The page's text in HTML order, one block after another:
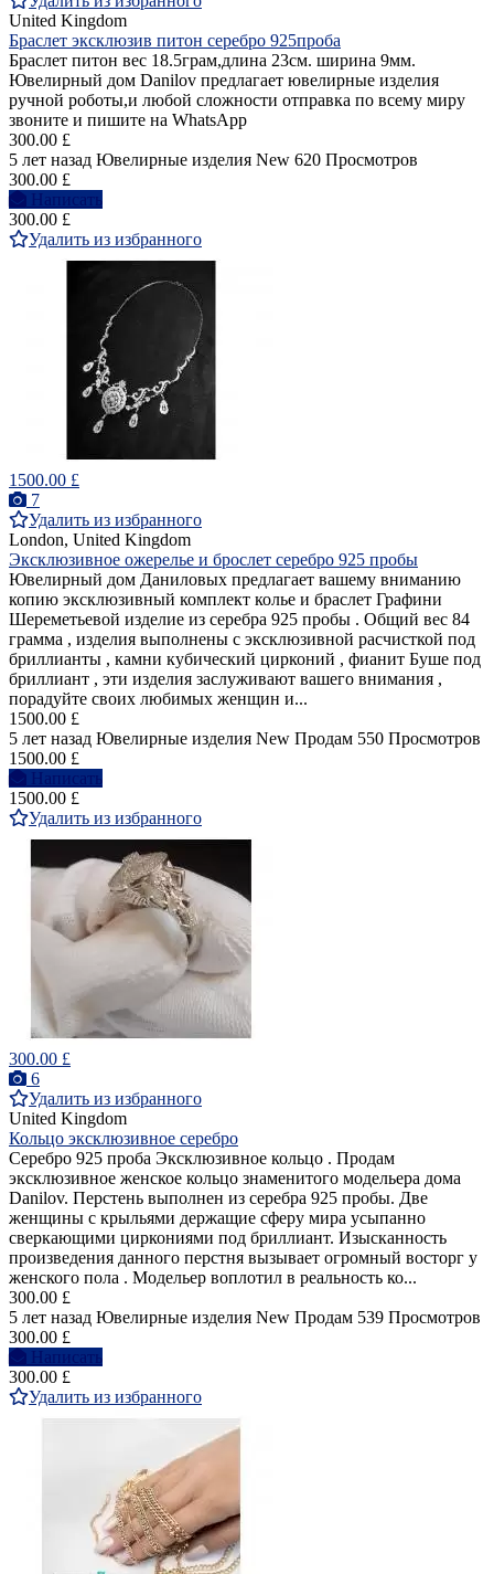
United Kingdom
Браслет эксклюзив питон серебро 925проба
Браслет питон вес 18.5грам,длина 23см. ширина 9мм.
Ювелирный дом Danilov предлагает ювелирные изделия
ручной роботы,и любой сложности отправка по всему миру
звоните и пишите на WhatsApp
300.00 £
5 лет назад Ювелирные изделия New 620 Просмотров
300.00 £
Написать
300.00 £
Удалить из избранного
1500.00 £
7
Удалить из избранного
London, United Kingdom
Эксклюзивное ожерелье и брослет серебро 925 пробы
Ювелирный дом Даниловых предлагает вашему вниманию
копию эксклюзивный комплект колье и браслет Графини
Шереметьевой изделие из серебра 925 пробы . Общий вес 84
грамма , изделия выполнены с эксклюзивной расчисткой под
бриллианты , камни кубический цирконий , фианит Буше под
бриллиант , эти изделия заслуживают вашего внимания ,
порадуйте своих любимых женщин и...
1500.00 £
5 лет назад Ювелирные изделия New Продам 550 Просмотров
1500.00 £
Написать
1500.00 £
Удалить из избранного
300.00 £
6
Удалить из избранного
United Kingdom
Кольцо эксклюзивное серебро
Серебро 925 проба Эксклюзивное кольцо . Продам
эксклюзивное женское кольцо знаменитого модельера дома
Danilov. Перстень выполнен из серебра 925 пробы. Две
женщины с крыльями держащие сферу мира усыпанно
сверкающими циркониями под бриллиант. Изысканность
произведения данного перстня вызывает огромный восторг у
женского пола . Модельер воплотил в реальность ко...
300.00 £
5 лет назад Ювелирные изделия New Продам 539 Просмотров
300.00 £
Написать
300.00 £
Удалить из избранного